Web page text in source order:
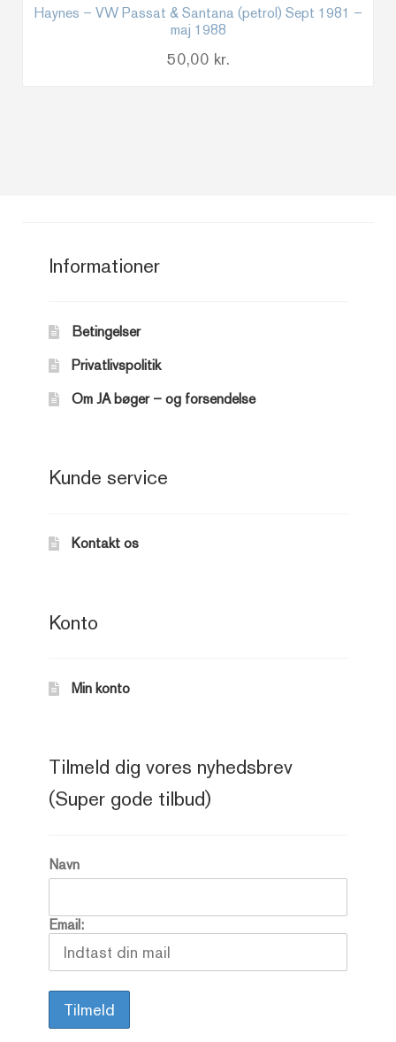
Haynes – VW Passat & Santana (petrol) Sept 1981 –
maj 1988
50,00 kr.
Informationer
Betingelser
Privatlivspolitik
Om JA bøger – og forsendelse
Kunde service
Kontakt os
Konto
Min konto
Tilmeld dig vores nyhedsbrev
(Super gode tilbud)
Navn
Email: